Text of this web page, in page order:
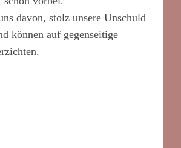
davon, stolz unsere Unschuld
können auf gegenseitige